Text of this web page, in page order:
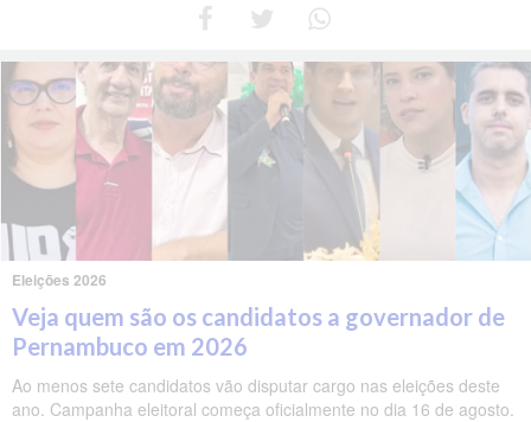
Eleições 2026
Veja quem são os candidatos a governador de
Pernambuco em 2026
Ao menos sete candidatos vão disputar cargo nas eleições deste
ano. Campanha eleitoral começa oficialmente no dia 16 de agosto.